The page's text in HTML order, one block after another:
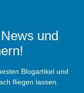
und
Blogartikel und
fliegen lassen.